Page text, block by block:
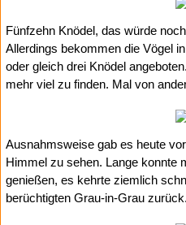
Fünfzehn Knödel, das würde
Allerdings bekommen die Vögel
oder gleich drei Knödel
mehr viel zu finden. Mal von
Ausnahmsweise gab es heute
Himmel zu sehen. Lange konnte
genießen, es kehrte ziemlich
berüchtigten Grau-in-Grau zurück.